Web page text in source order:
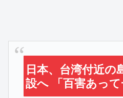
日本、台湾付近の
設へ 「百害あって